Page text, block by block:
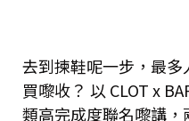
去到揀鞋呢一步，最
買嚟收？ 以 CLOT x
類高完成度聯名嚟講